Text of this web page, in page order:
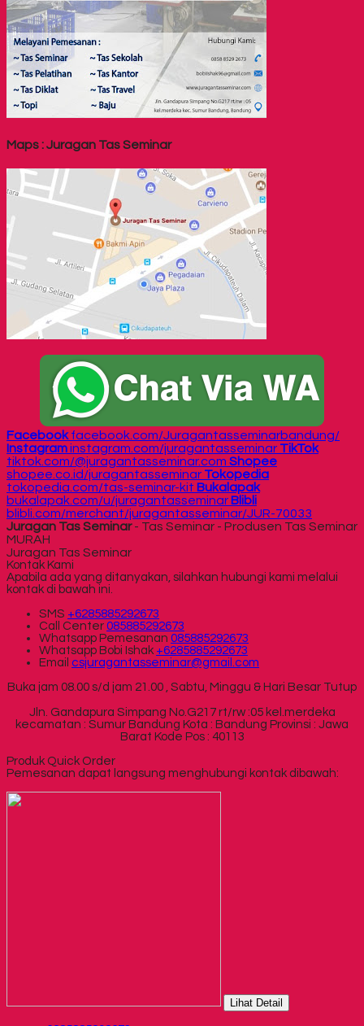
Maps : Juragan Tas Seminar
Facebook facebook.com/Juragantasseminarbandung/
Instagraminstagram.com/juragantasseminar TikTok
tiktok.com/@juragantasseminar.com Shopee
shopee.co.id/juragantasseminar Tokopedia
tokopedia.com/tas-seminar-kit Bukalapak
bukalapak.com/u/juragantasseminar Blibli
blibli.com/merchant/juragantasseminar/JUR-70033
Juragan Tas Seminar- Tas Seminar - Produsen Tas Seminar
MURAH
Juragan Tas Seminar
Kontak Kami
Apabila ada yang ditanyakan, silahkan hubungi kami melalui
kontak di bawah ini.
SMS +6285885292673
Call Center 085885292673
Whatsapp Pemesanan 085885292673
Whatsapp Bobi Ishak +6285885292673
Email csjuragantasseminar@gmail.com
Buka jam 08.00 s/d jam 21.00 , Sabtu, Minggu & Hari Besar Tutup
Jln. Gandapura Simpang No.G217 rt/rw :05 kel.merdeka
kecamatan : Sumur Bandung Kota : Bandung Provinsi : Jawa
Barat Kode Pos : 40113
Produk Quick Order
Pemesanan dapat langsung menghubungi kontak dibawah:
Lihat Detail